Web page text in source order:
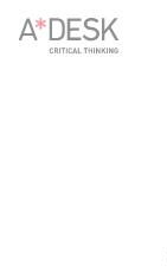
seguim
participar del